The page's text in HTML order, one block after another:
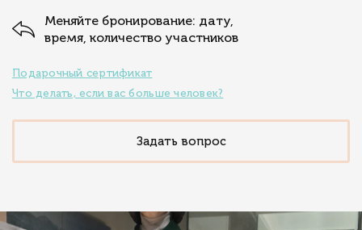
Меняйте бронирование: дату,
время, количество участников
Подарочный сертификат
Что делать, если вас больше человек?
Задать вопрос